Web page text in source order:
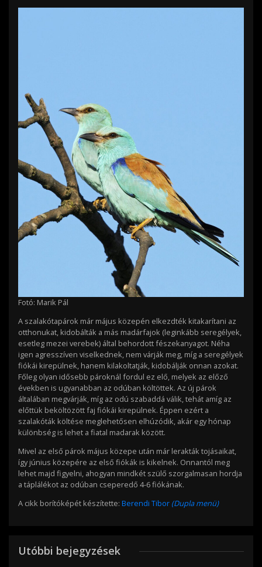
Fotó: Marik Pál
A szalakótapárok már május közepén elkezdték kitakarítani az
otthonukat, kidobálták a más madárfajok (leginkább seregélyek,
esetleg mezei verebek) által behordott fészekanyagot. Néha
igen agresszíven viselkednek, nem várják meg, míg a seregélyek
fiókái kirepülnek, hanem kilakoltatják, kidobálják onnan azokat.
Főleg olyan idősebb pároknál fordul ez elő, melyek az előző
években is ugyanabban az odúban költöttek. Az új párok
általában megvárják, míg az odú szabaddá válik, tehát amíg az
előttük beköltözött faj fiókái kirepülnek. Éppen ezért a
szalakóták költése meglehetősen elhúzódik, akár egy hónap
különbség is lehet a fiatal madarak között.
Mivel az első párok május közepe után már lerakták tojásaikat,
így június közepére az első fiókák is kikelnek. Onnantól meg
lehet majd figyelni, ahogyan mindkét szülő szorgalmasan hordja
a táplálékot az odúban cseperedő 4-6 fiókának.
A cikk borítóképét készítette: Berendi Tibor (Dupla menü)
Utóbbi bejegyzések